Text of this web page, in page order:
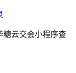
糖云交会小程序查